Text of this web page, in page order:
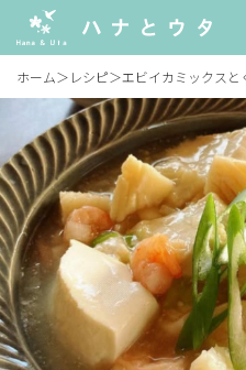
ホーム＞ レシピ＞エビイカミックス